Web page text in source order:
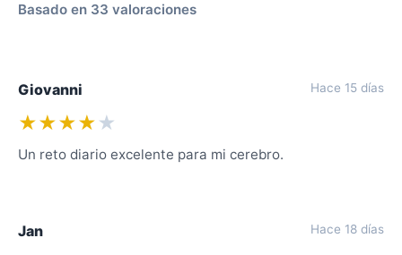
Basado en 33 valoraciones
Giovanni Hace 15 días
★★★★ ★
Un reto diario excelente para mi cerebro.
Jan Hace 18 días